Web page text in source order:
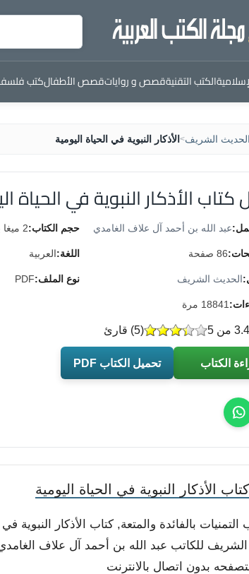
الكتب التقنيةقصص و رواياتقصص الأطفالكتب
الحديث الشريف> الأذكار النبوية في الحياة اليومية
الأذكار النبوية في الحياة
عبد الله بن أحمد آل علاف الغامدي حجم الكتاب:2 ميغا بايت
86 صفحة اللغة:العربية
الحديث الشريف نوع الملف:PDF
18841 مرة
(
5) قارئ من 5
الكتاب تحميل الكتاب PDF
الأذكار النبوية في الحياة اليومية
بالفائدة والمتعة, كتاب الأذكار
للكاتب عبد الله بن أحمد آل علاف الغامدي
بدون اتصال بالانترنت